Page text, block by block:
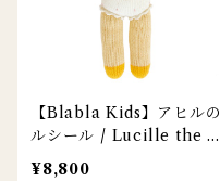
【Blabla Kids】アヒルの
ルシール / Lucille the D
uck
¥8,800